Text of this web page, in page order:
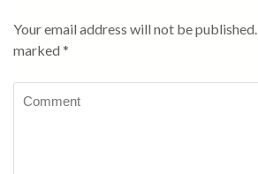
Your email address will not be published.
marked *